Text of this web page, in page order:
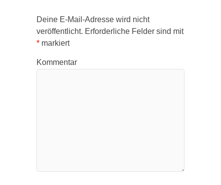
Deine E-Mail-Adresse wird nicht
veröffentlicht. Erforderliche Felder sind mit
* markiert
Kommentar